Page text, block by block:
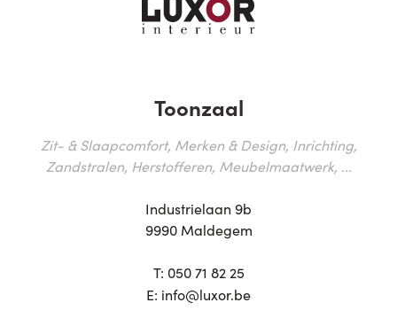
Toonzaal
Zit- & Slaapcomfort, Merken & Design, Inrichting,
Zandstralen, Herstofferen, Meubelmaatwerk, ...
Industrielaan 9b
9990 Maldegem
T: 050 71 82 25
E: info@luxor.be